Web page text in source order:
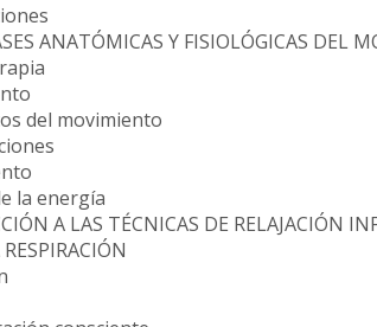
ANATÓMICAS Y FISIOLÓGICAS DEL
del movimiento
la energía
A LAS TÉCNICAS DE RELAJACIÓN